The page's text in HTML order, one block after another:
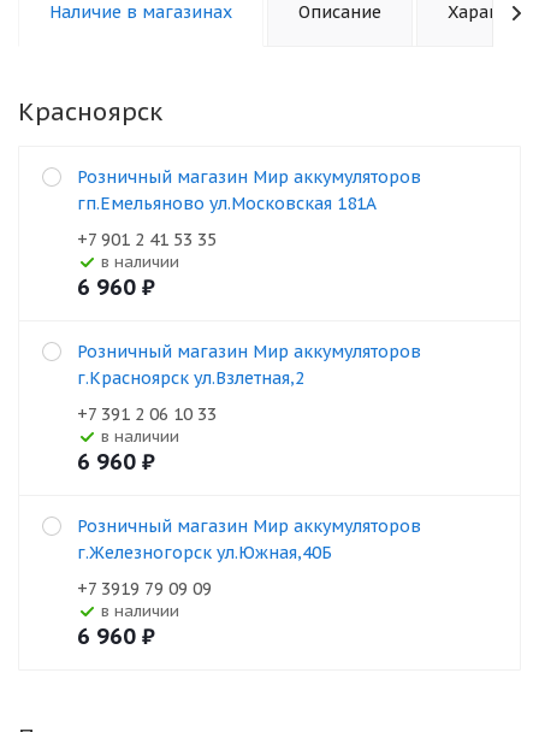
Наличие в магазинах Описание
Красноярск
Розничный магазин Мир аккумуляторов
гп.Емельяново ул.Московская 181А
+7 901 2 41 53 35
В наличии
6 960 ₽
Розничный магазин Мир аккумуляторов
г.Красноярск ул.Взлетная,2
+7 391 2 06 10 33
В наличии
6 960 ₽
Розничный магазин Мир аккумуляторов
г.Железногорск ул.Южная,40Б
+7 3919 79 09 09
В наличии
6 960 ₽